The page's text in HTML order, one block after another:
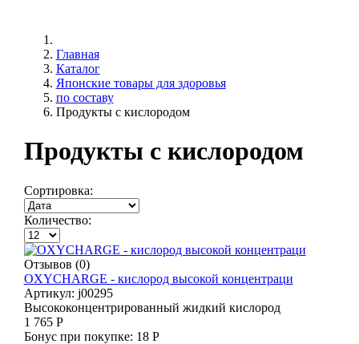
Главная
Каталог
Японские товары для здоровья
по составу
Продукты с кислородом
Продукты с кислородом
Сортировка:
Количество:
Отзывов (0)
OXYCHARGE - кислород высокой концентраци
Артикул: j00295
Высококонцентрированный жидкий кислород
1 765 Р
Бонус при покупке: 18 Р